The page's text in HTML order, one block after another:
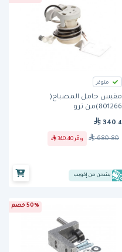
متوفر
مقبس حامل المصباح(
801266)من ترو
340 .4
680.80 وفّر 340.40
يشحن من إكويب
50% خصم